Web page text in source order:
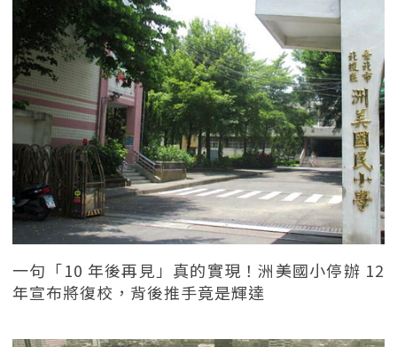
一句「10 年後再見」真的實現！洲美國小停辦 12
年宣布將復校，背後推手竟是輝達